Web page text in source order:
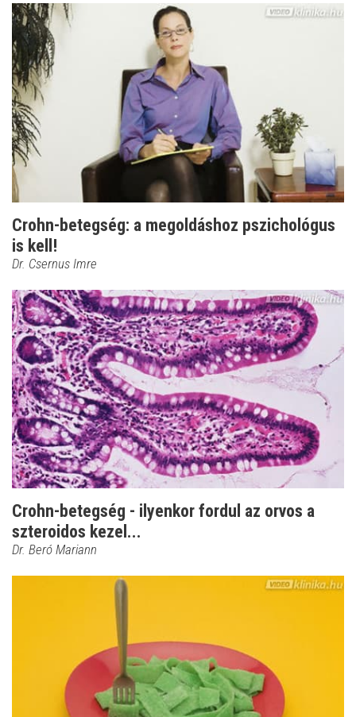
Crohn-betegség: a megoldáshoz pszichológus
is kell!
Dr. Csernus Imre
Crohn-betegség - ilyenkor fordul az orvos a
szteroidos kezel...
Dr. Beró Mariann